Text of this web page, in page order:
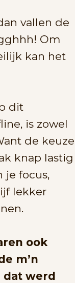
vallen de
Om
kan het
dit
is zowel
de keuze
knap lastig
je focus,
lekker
ook
m’n
dat werd